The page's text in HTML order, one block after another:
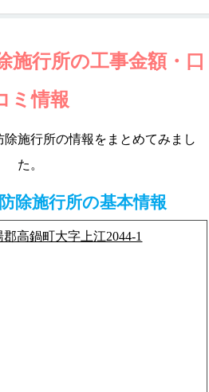
施行所の工事金額・口
ミ情報
施行所の情報をまとめてみまし
た。
除施行所の基本情報
高鍋町大字上江2044-1